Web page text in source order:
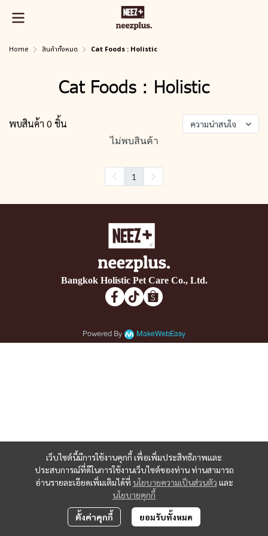
Home สินค้าทั้งหมด Cat Foods : Holistic
Cat Foods : Holistic
พบสินค้า 0 ชิ้น ความน่าสนใจ
ไม่พบสินค้า
1
เว็บไซต์นี้มีการใช้งานคุกกี้ เพื่อเพิ่มประสิทธิภาพและ
ประสบการณ์ที่ดีในการใช้งานเว็บไซต์ของท่าน ท่านสามารถ
อ่านรายละเอียดเพิ่มเติมได้ที่ นโยบายความเป็นส่วนตัว และ
นโยบายคุกกี้
ตั้งค่าคุกกี้ ยอมรับทั้งหมด
Bangkok Holistic Pet Care Co., Ltd.
Powered By MakeWebEasy